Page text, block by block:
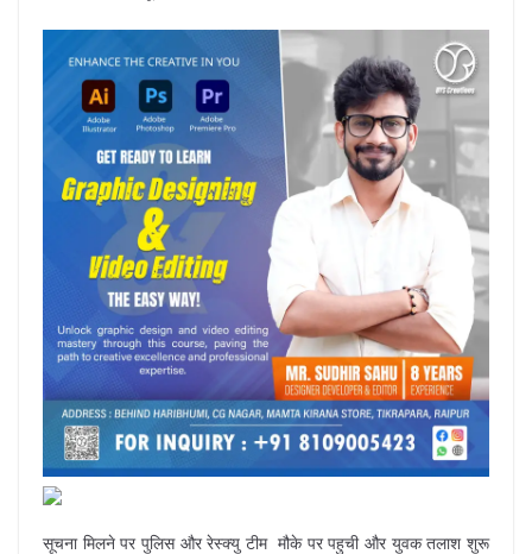
सूचना मिलने पर पुलिस और रेस्क्यु टीम मौके पर पहुची और युवक तलाश शुरू